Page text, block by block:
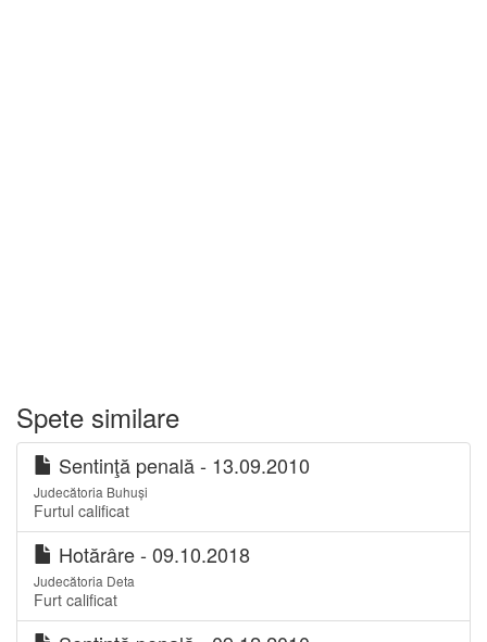
Spete similare
Sentinţă penală - 13.09.2010
Judecătoria Buhuși
Furtul calificat
Hotărâre - 09.10.2018
Judecătoria Deta
Furt calificat